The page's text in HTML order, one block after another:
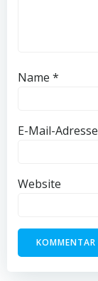
Name *
E-Mail-Adresse
Website